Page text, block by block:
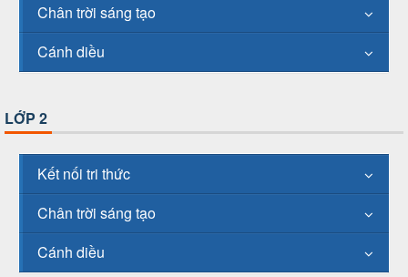
Chân trời sáng tạo
Cánh diều
LỚP 2
Kết nối tri thức
Chân trời sáng tạo
Cánh diều